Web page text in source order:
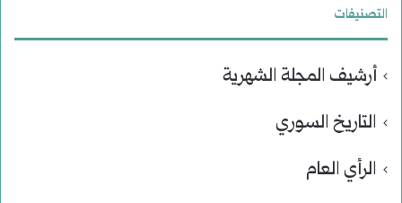
التصنيفات
أرشيف المجلة الشهرية
التاريخ السوري
الرأي العام